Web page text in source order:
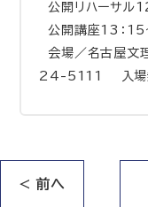
公開リハーサル
公開講座13：15
会場／名古屋文
24-5111 入場
< 前へ